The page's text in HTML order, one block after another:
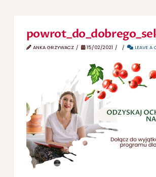
ANKA GRZYWACZ 15/02/2021 LEAVE A